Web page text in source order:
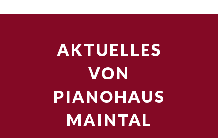
AKTUELLES
VON
PIANOHAUS
MAINTAL